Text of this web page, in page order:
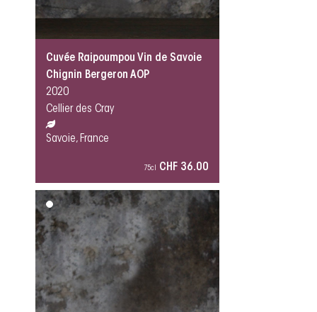
Cuvée Raipoumpou Vin de Savoie
Chignin Bergeron AOP
2020
Cellier des Cray
Savoie, France
75cl CHF 36.00